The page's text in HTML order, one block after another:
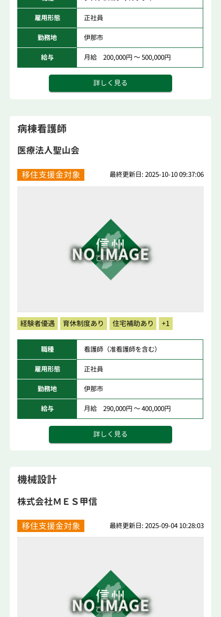
雇用形態 正社員
勤務地 伊那市
給与 月給 200,000円 ～ 500,000円
詳しく見る
病棟看護師
医療法人聖山会
移住支援金対象 最終更新日: 2025-10-10 09:37:06
経験者優遇 育休制度あり 住宅補助あり +1
職種 看護師（准看護師を含む）
雇用形態 正社員
勤務地 伊那市
給与 月給 290,000円 ～ 400,000円
詳しく見る
機械設計
株式会社ＭＥＳ甲信
移住支援金対象 最終更新日: 2025-09-04 10:28:03